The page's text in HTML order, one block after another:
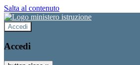
Salta al contenuto
Accedi
Accedi